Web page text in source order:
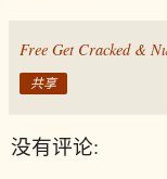
Free Get Cracked &
共享
没有评论: